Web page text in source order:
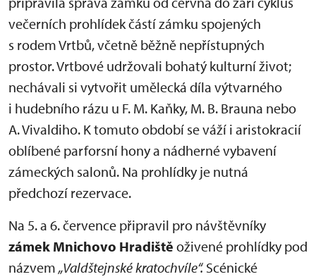
večerních prohlídek částí zámku spojených
s rodem Vrtbů, včetně běžně nepřístupných
prostor. Vrtbové udržovali bohatý kulturní život;
nechávali si vytvořit umělecká díla výtvarného
i hudebního rázu u F. M. Kaňky, M. B. Brauna nebo
A. Vivaldiho. K tomuto období se váží i aristokracií
oblíbené parforsní hony a nádherné vybavení
zámeckých salonů. Na prohlídky je nutná
předchozí rezervace.
Na 5. a 6. července připravil pro návštěvníky
zámek Mnichovo Hradiště oživené prohlídky pod
názvem „Valdštejnské kratochvíle“. Scénické